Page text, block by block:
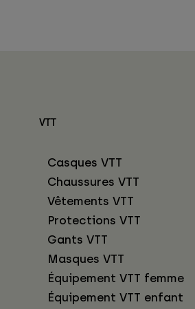
VTT
Casques VTT
Chaussures VTT
Vêtements VTT
Protections VTT
Gants VTT
Masques VTT
Équipement VTT femme
Équipement VTT enfant